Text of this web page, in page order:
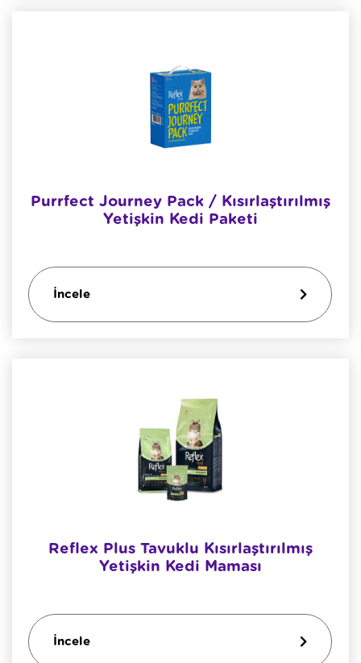
Purrfect Journey Pack / Kısırlaştırılmış
Yetişkin Kedi Paketi
İncele
Reflex Plus Tavuklu Kısırlaştırılmış
Yetişkin Kedi Maması
İncele